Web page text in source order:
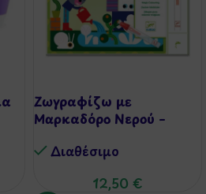
Ζωγραφίζω με
Μαρκαδόρο Νερού –
Διαθέσιμo
12,50 €